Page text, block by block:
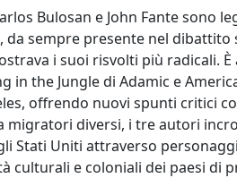
Bulosan e John Fante
sempre presente nel dibattito
i suoi risvolti più radicali.
in the Jungle di Adamic e
offrendo nuovi spunti critici
migratori diversi, i tre autori
Stati Uniti attraverso
culturali e coloniali dei paesi